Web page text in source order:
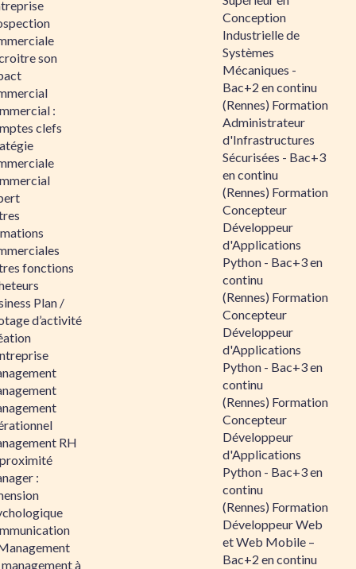
son
:
clefs
fonctions
Plan /
d’activité
RH
:
à
Conception
Industrielle de
Systèmes
Mécaniques -
Bac+2 en continu
(Rennes) Formation
Administrateur
d'Infrastructures
Sécurisées - Bac+3
en continu
(Rennes) Formation
Concepteur
Développeur
d'Applications
Python - Bac+3 en
continu
(Rennes) Formation
Concepteur
Développeur
d'Applications
Python - Bac+3 en
continu
(Rennes) Formation
Concepteur
Développeur
d'Applications
Python - Bac+3 en
continu
(Rennes) Formation
Développeur Web
et Web Mobile –
Bac+2 en continu